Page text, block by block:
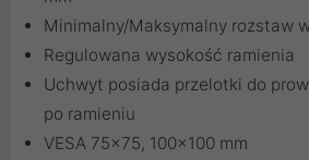
Minimalny/Maksymalny rozstaw
Regulowana wysokość ramienia
Uchwyt posiada przelotki do
po ramieniu
VESA 75x75, 100x100 mm